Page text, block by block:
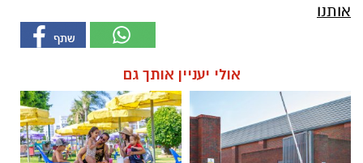
אותנו
אולי יעניין אותך גם